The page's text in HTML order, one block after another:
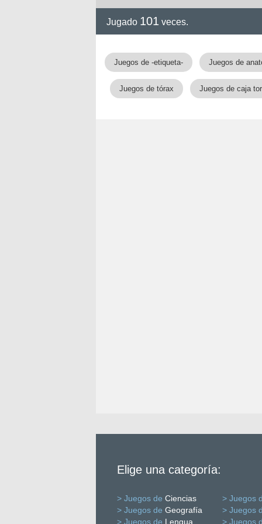
Jugado 101 veces.
Juegos de -etiqueta- Juegos de
Juegos de tórax Juegos de caja
Elige una categoría:
> Juegos de Ciencias
> Juegos
> Juegos de Geografía
> Juegos
> Juegos de Lengua > Juegos